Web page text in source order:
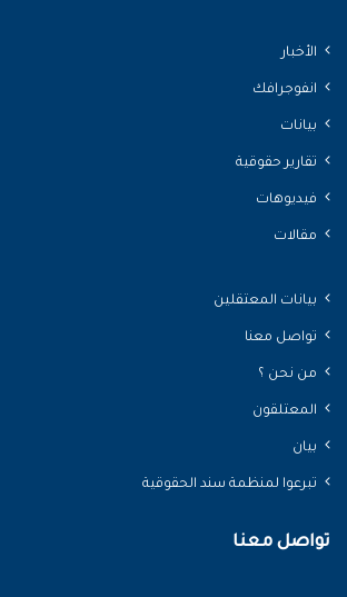
الأخبار
انفوجرافك
بيانات
تقارير حقوقية
فيديوهات
مقالات
بيانات المعتقلين
تواصل معنا
من نحن ؟
المعتلقون
بيان
تبرعوا لمنظمة سند الحقوقية
تواصل معنا